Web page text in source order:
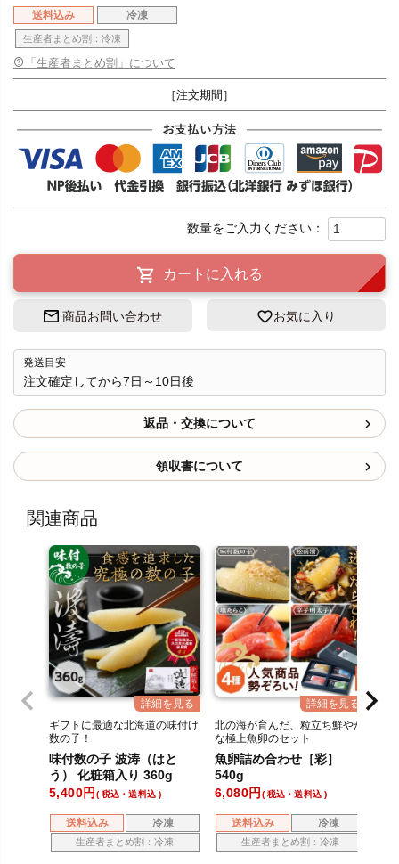
送料込み 冷凍
生産者まとめ割：冷凍
「生産者まとめ割」について
［注文期間］
カートに入れる
商品お問い合わせ お気に入り
発送目安
注文確定してから7日～10日後
返品・交換について
領収書について
関連商品
ギフトに最適な北海道の味付け
数の子！
味付数の子 波涛（はと
う） 化粧箱入り 360g
送料込み 冷凍
生産者まとめ割：冷凍
5,400 税込・送料込
北の海が育んだ、粒立ち鮮やか
な極上魚卵のセット
魚卵詰め合わせ［彩］
540g
送料込み 冷凍
生産者まとめ割：冷凍
6,080 税込・送料込